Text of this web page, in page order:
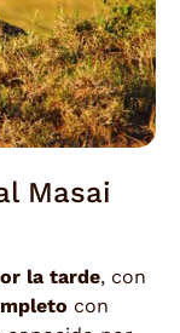
Masai
la tarde, con
con